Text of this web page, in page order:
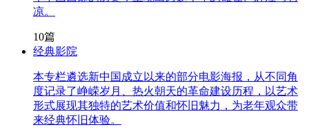
凉。
10篇
经典影院
本专栏遴选新中国成立以来的部分电影海报，从不同角
度记录了峥嵘岁月、热火朝天的革命建设历程，以艺术
形式展现其独特的艺术价值和怀旧魅力，为老年观众带
来经典怀旧体验。